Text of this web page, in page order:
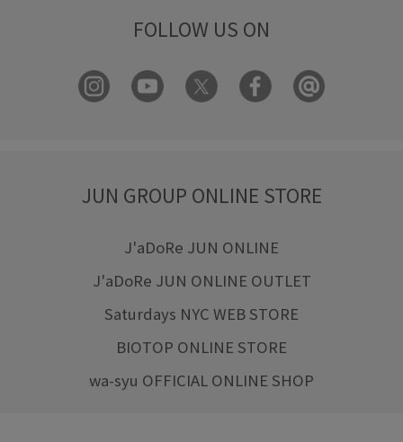
FOLLOW US ON
JUN GROUP ONLINE STORE
J'aDoRe JUN ONLINE
J'aDoRe JUN ONLINE OUTLET
Saturdays NYC WEB STORE
BIOTOP ONLINE STORE
wa-syu OFFICIAL ONLINE SHOP